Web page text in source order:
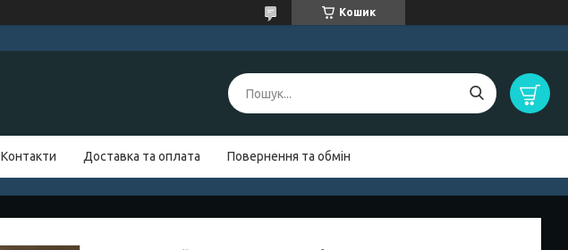
Кошик
Контакти Доставка та оплата Повернення та обмін